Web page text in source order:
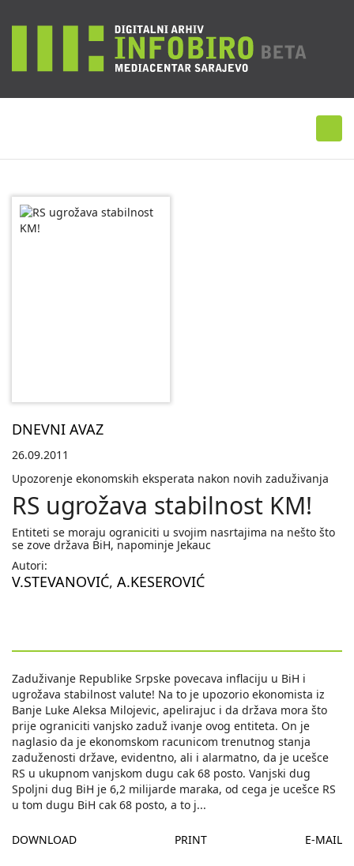
DNEVNI AVAZ
26.09.2011
Upozorenje ekonomskih eksperata nakon novih zaduživanja
RS ugrožava stabilnost KM!
Entiteti se moraju ograniciti u svojim nasrtajima na nešto što
se zove država BiH, napominje Jekauc
Autori:
V.STEVANOVIĆ, A.KESEROVIĆ
Zaduživanje Republike Srpske povecava inflaciju u BiH i
ugrožava stabilnost valute! Na to je upozorio ekonomista iz
Banje Luke Aleksa Milojevic, apelirajuc i da država mora što
prije ograniciti vanjsko zaduž ivanje ovog entiteta. On je
naglasio da je ekonomskom racunicom trenutnog stanja
zaduženosti države, evidentno, ali i alarmatno, da je ucešce
RS u ukupnom vanjskom dugu cak 68 posto. Vanjski dug
Spoljni dug BiH je 6,2 milijarde maraka, od cega je ucešce RS
u tom dugu BiH cak 68 posto, a to j...
DOWNLOAD PRINT E-MAIL